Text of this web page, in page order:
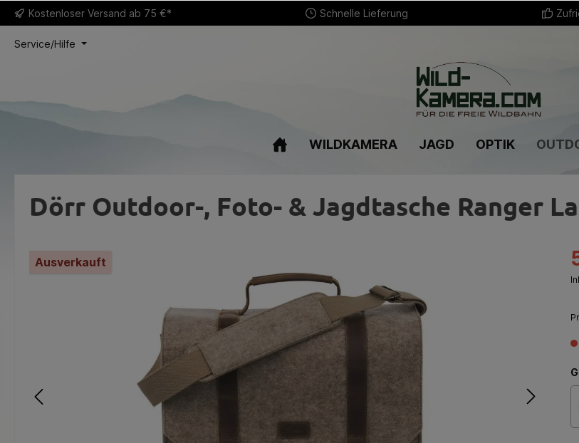
Kostenloser Versand ab 75 €* Schnelle Lieferung
Service/Hilfe
WILDKAMERA JAGD OPTIK
Dörr Outdoor-, Foto- & Jagdtasche Ranger
Ausverkauft